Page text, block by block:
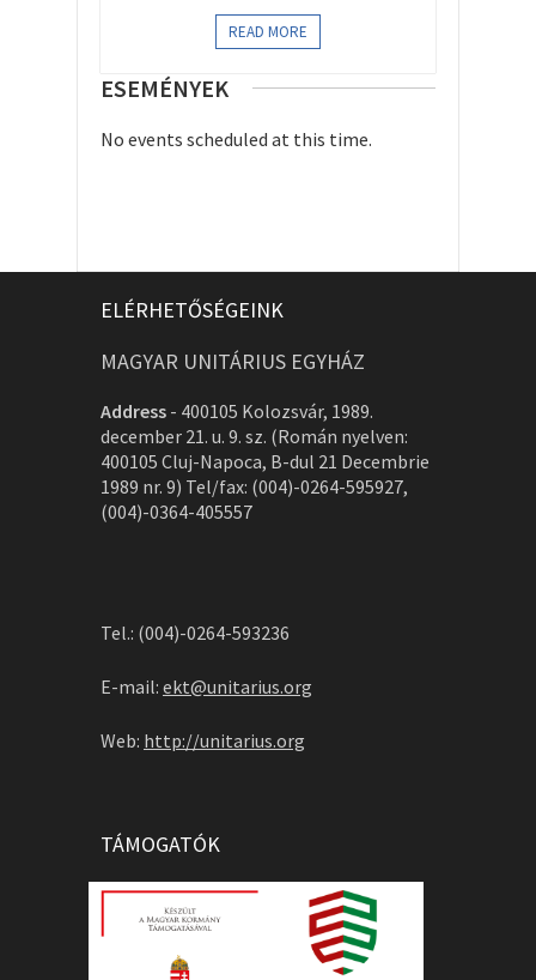
READ MORE
ESEMÉNYEK
No events scheduled at this time.
ELÉRHETŐSÉGEINK
MAGYAR UNITÁRIUS EGYHÁZ
Address - 400105 Kolozsvár, 1989.
december 21. u. 9. sz. (Román nyelven:
400105 Cluj-Napoca, B-dul 21 Decembrie
1989 nr. 9) Tel/fax: (004)-0264-595927,
(004)-0364-405557
Tel.: (004)-0264-593236
E-mail: ekt@unitarius.org
Web: http://unitarius.org
TÁMOGATÓK